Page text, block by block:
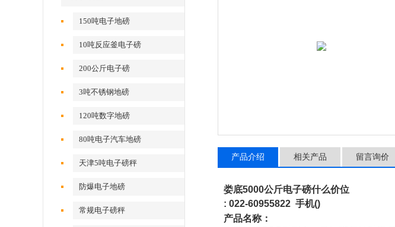
150吨电子地磅
10吨反应釜电子磅
200公斤电子磅
3吨不锈钢地磅
120吨数字地磅
80吨电子汽车地磅
天津5吨电子磅秤
防爆电子地磅
常规电子磅秤
产品介绍 相关产品 留言询价
娄底5000公斤电子磅什么价位
: 022-60955822 手机()
产品名称：